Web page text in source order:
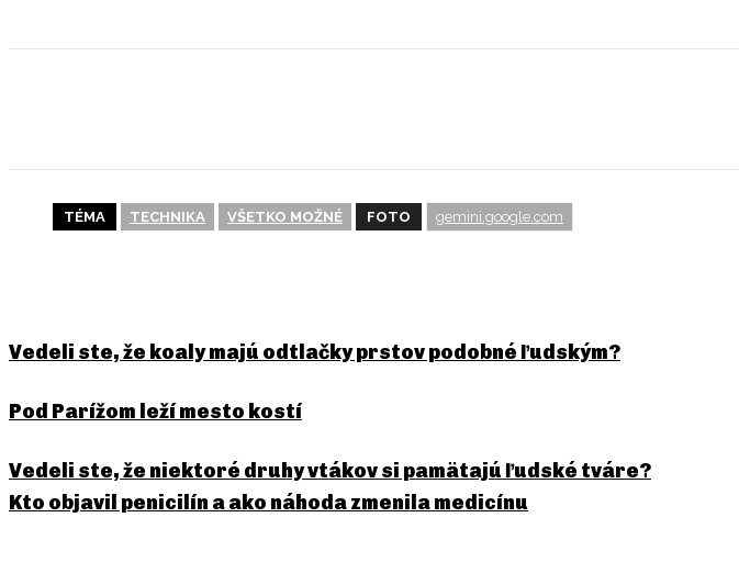
TÉMA TECHNIKA VŠETKO MOŽNÉ FOTO gemini.google.com
Vedeli ste, že koaly majú odtlačky prstov podobné ľudským?
Pod Parížom leží mesto kostí
Vedeli ste, že niektoré druhy vtákov si pamätajú ľudské tváre?
Kto objavil penicilín a ako náhoda zmenila medicínu